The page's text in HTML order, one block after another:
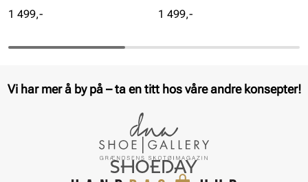
Pris
1 499,- Pris
1 499,-
Vi har mer å by på – ta en titt hos våre andre konsepter!